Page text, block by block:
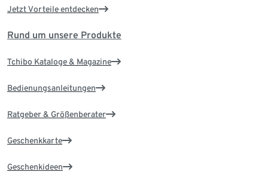
Jetzt Vorteile entdecken
Rund um unsere Produkte
Tchibo Kataloge & Magazine
Bedienungsanleitungen
Ratgeber & Größenberater
Geschenkkarte
Geschenkideen